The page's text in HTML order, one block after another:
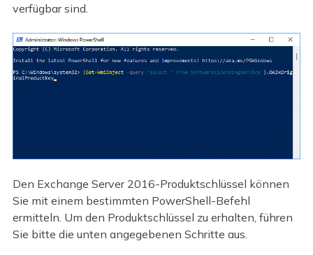
verfügbar sind.
Den Exchange Server 2016-Produktschlüssel können
Sie mit einem bestimmten PowerShell-Befehl
ermitteln. Um den Produktschlüssel zu erhalten, führen
Sie bitte die unten angegebenen Schritte aus.